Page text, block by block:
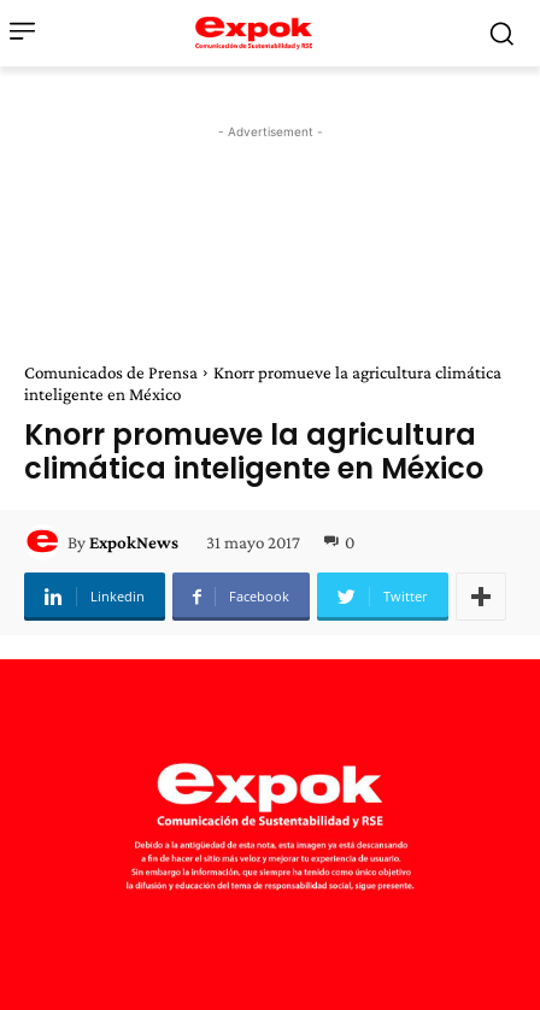
- Advertisement -
Comunicados de Prensa
Knorr promueve la agricultura climática
inteligente en México
Knorr promueve la agricultura
climática inteligente en México
ByExpokNews 31 mayo 2017 0
Linkedin Facebook Twitter